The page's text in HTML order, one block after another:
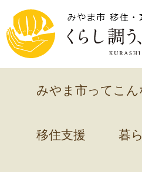
みやま市ってこん
移住支援 暮